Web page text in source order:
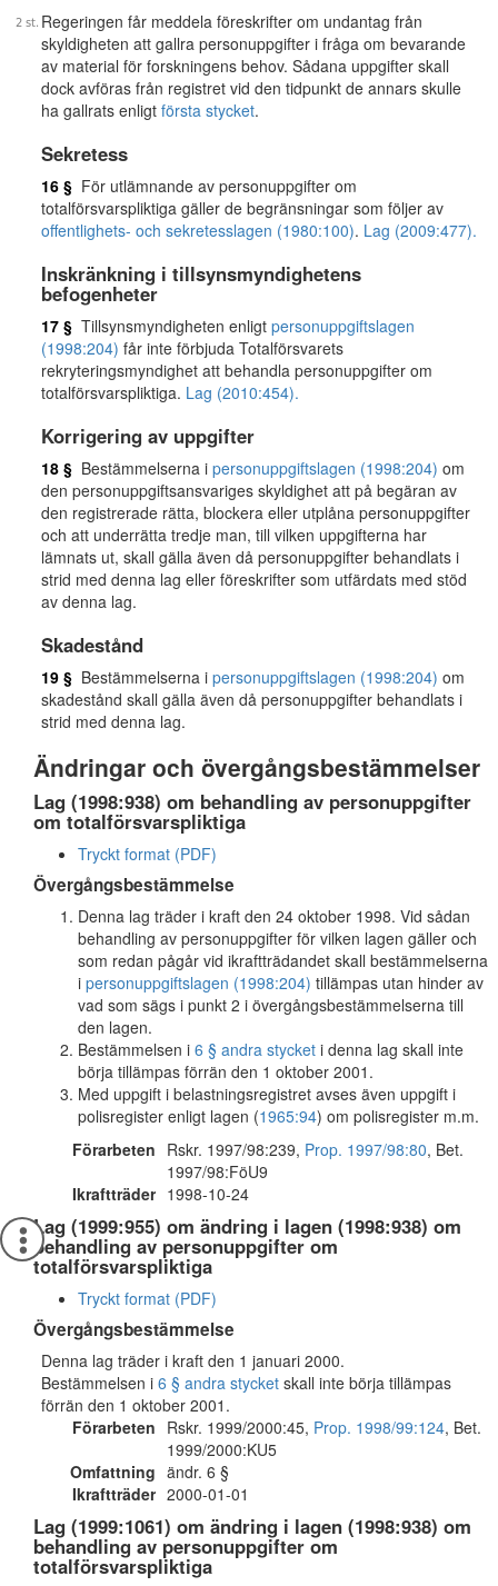
Regeringen får meddela föreskrifter om undantag från
skyldigheten att gallra personuppgifter i fråga om bevarande
av material för forskningens behov. Sådana uppgifter skall
dock avföras från registret vid den tidpunkt de annars skulle
ha gallrats enligt första stycket.
Sekretess
16 § För utlämnande av personuppgifter om
totalförsvarspliktiga gäller de begränsningar som följer av
offentlighets- och sekretesslagen (1980:100). Lag (2009:477).
Inskränkning i tillsynsmyndighetens
befogenheter
17 § Tillsynsmyndigheten enligt personuppgiftslagen
(1998:204) får inte förbjuda Totalförsvarets
rekryteringsmyndighet att behandla personuppgifter om
totalförsvarspliktiga. Lag (2010:454).
Korrigering av uppgifter
18 § Bestämmelserna i personuppgiftslagen (1998:204) om
den personuppgiftsansvariges skyldighet att på begäran av
den registrerade rätta, blockera eller utplåna personuppgifter
och att underrätta tredje man, till vilken uppgifterna har
lämnats ut, skall gälla även då personuppgifter behandlats i
strid med denna lag eller föreskrifter som utfärdats med stöd
av denna lag.
Skadestånd
19 § Bestämmelserna i personuppgiftslagen (1998:204) om
skadestånd skall gälla även då personuppgifter behandlats i
strid med denna lag.
Ändringar och övergångsbestämmelser
Lag (1998:938) om behandling av personuppgifter
om totalförsvarspliktiga
Tryckt format (PDF)
Övergångsbestämmelse
Denna lag träder i kraft den 24 oktober 1998. Vid sådan
behandling av personuppgifter för vilken lagen gäller och
som redan pågår vid ikraftträdandet skall bestämmelserna
i personuppgiftslagen (1998:204) tillämpas utan hinder av
vad som sägs i punkt 2 i övergångsbestämmelserna till
den lagen.
Bestämmelsen i 6 § andra stycket i denna lag skall inte
börja tillämpas förrän den 1 oktober 2001.
Med uppgift i belastningsregistret avses även uppgift i
polisregister enligt lagen (1965:94) om polisregister m.m.
Förarbeten Rskr. 1997/98:239, Prop. 1997/98:80, Bet.
1997/98:FöU9
Ikraftträder 1998-10-24
Lag (1999:955) om ändring i lagen (1998:938) om
behandling av personuppgifter om
totalförsvarspliktiga
Tryckt format (PDF)
Övergångsbestämmelse
Denna lag träder i kraft den 1 januari 2000.
Bestämmelsen i 6 § andra stycket skall inte börja tillämpas
förrän den 1 oktober 2001.
Förarbeten Rskr. 1999/2000:45, Prop. 1998/99:124, Bet.
1999/2000:KU5
Omfattning ändr. 6 §
Ikraftträder 2000-01-01
Lag (1999:1061) om ändring i lagen (1998:938) om
behandling av personuppgifter om
totalförsvarspliktiga